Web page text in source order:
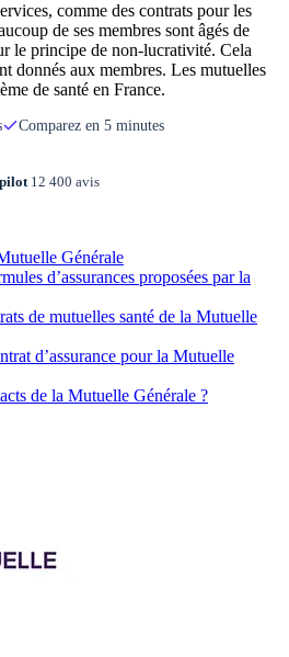
comme des contrats pour les
de ses membres sont âgés de
le principe de non-lucrativité. Cela
donnés aux membres. Les mutuelles
de santé en France.
Comparez en 5 minutes
12 400 avis
Générale
d’assurances proposées par la
de mutuelles santé de la Mutuelle
d’assurance pour la Mutuelle
de la Mutuelle Générale ?